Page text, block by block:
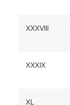
XXXVIII
XXXIX
XL